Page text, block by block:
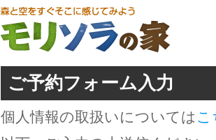
ご予約フォーム入力
個人情報の取扱いについては こ